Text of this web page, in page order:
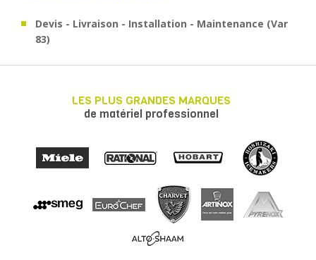
Devis - Livraison - Installation - Maintenance (Var
83)
LES PLUS GRANDES MARQUES
de matériel professionnel